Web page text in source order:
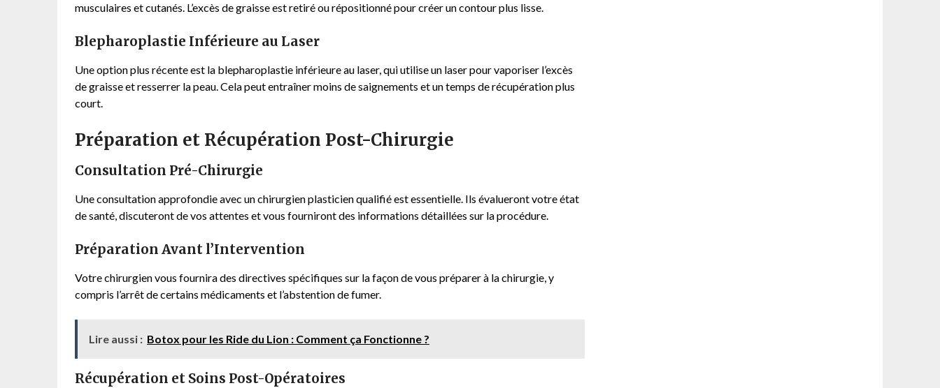
musculaires et cutanés. L’excès de graisse est retiré ou répositionné pour créer un contour plus lisse.
Blepharoplastie Inférieure au Laser
Une option plus récente est la blepharoplastie inférieure au laser, qui utilise un laser pour vaporiser l’excès
de graisse et resserrer la peau. Cela peut entraîner moins de saignements et un temps de récupération plus
court.
Préparation et Récupération Post-Chirurgie
Consultation Pré-Chirurgie
Une consultation approfondie avec un chirurgien plasticien qualifié est essentielle. Ils évalueront votre état
de santé, discuteront de vos attentes et vous fourniront des informations détaillées sur la procédure.
Préparation Avant l’Intervention
Votre chirurgien vous fournira des directives spécifiques sur la façon de vous préparer à la chirurgie, y
compris l’arrêt de certains médicaments et l’abstention de fumer.
Lire aussi : Botox pour les Ride du Lion : Comment ça Fonctionne ?
Récupération et Soins Post-Opératoires